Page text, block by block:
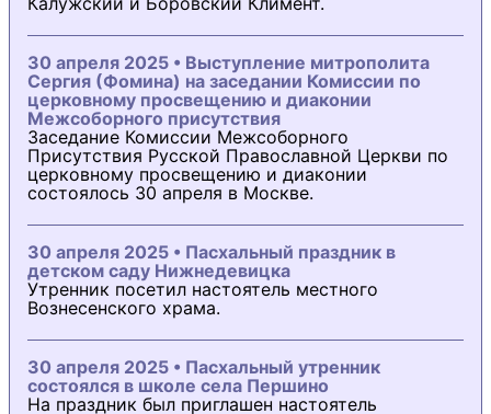
30 апреля 2025 • Выступление митрополита
Сергия (Фомина) на заседании Комиссии по
церковному просвещению и диаконии
Межсоборного присутствия
Заседание Комиссии Межсоборного
Присутствия Русской Православной Церкви по
церковному просвещению и диаконии
состоялось 30 апреля в Москве.
30 апреля 2025 • Пасхальный праздник в
детском саду Нижнедевицка
Утренник посетил настоятель местного
Вознесенского храма.
30 апреля 2025 • Пасхальный утренник
состоялся в школе села Першино
На праздник был приглашен настоятель